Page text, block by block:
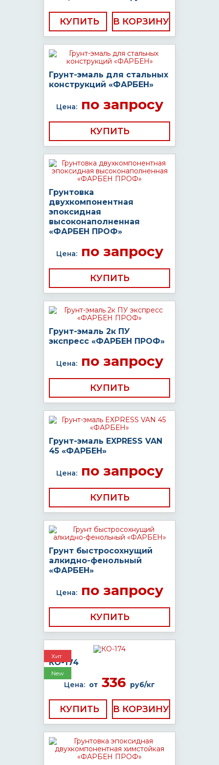
КУПИТЬ
Грунт-эмаль для стальных
конструкций «ФАРБЕН»
Цена:по запросу
КУПИТЬ
Грунтовка
двухкомпонентная
эпоксидная
высоконаполненная
«ФАРБЕН ПРОФ»
Цена:по запросу
КУПИТЬ
Грунт-эмаль 2к ПУ
экспресс «ФАРБЕН ПРОФ»
Цена:по запросу
КУПИТЬ
Грунт-эмаль EXPRESS VAN
45 «ФАРБЕН»
Цена:по запросу
КУПИТЬ
Грунт быстросохнущий
алкидно-фенольный
«ФАРБЕН»
Цена:по запросу
КУПИТЬ
Хит
New
КО-174
Цена: от 336 руб/кг
КУПИТЬ